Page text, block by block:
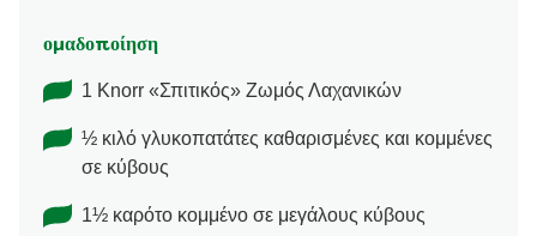
ομαδοποίηση
1 Knorr «Σπιτικός» Ζωμός Λαχανικών
½ κιλό γλυκοπατάτες καθαρισμένες και κομμένες
σε κύβους
1½ καρότο κομμένο σε μεγάλους κύβους